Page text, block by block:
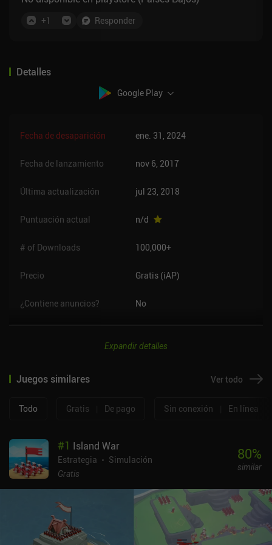
+1 Responder
Detalles
Google Play
Fecha de desaparición ene. 31, 2024
Fecha de lanzamiento nov 6, 2017
Última actualización jul 23, 2018
Puntuación actual n/d
# of Downloads 100,000+
Precio Gratis (iAP)
¿Contiene anuncios? No
Expandir detalles
Juegos similares Ver todo
Todo Gratis De pago Sin conexión En línea
#1 Island War
Estrategia
Simulación
Gratis
80%
similar